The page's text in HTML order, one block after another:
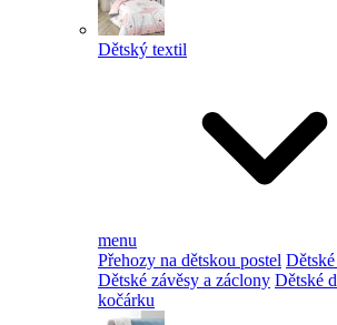
Dětský textil
menu
Přehozy na dětskou postel
Dětské závěsy a záclony Dětské
kočárku